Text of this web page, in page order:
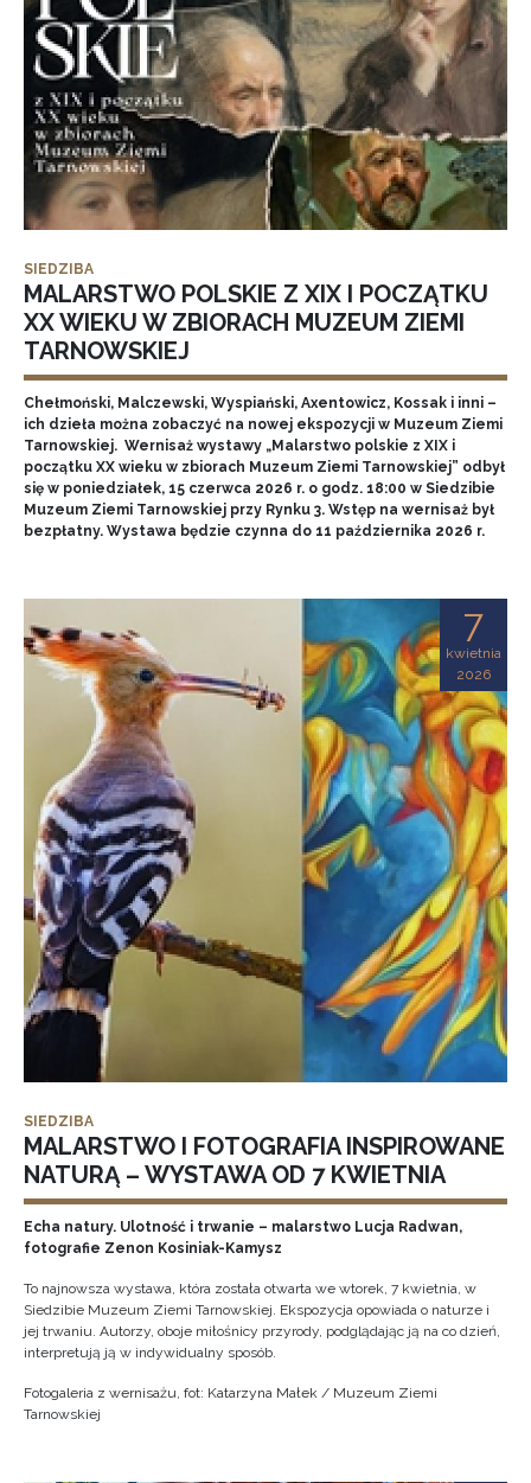
SIEDZIBA
MALARSTWO POLSKIE Z XIX I POCZĄTKU
XX WIEKU W ZBIORACH MUZEUM ZIEMI
TARNOWSKIEJ
Chełmoński, Malczewski, Wyspiański, Axentowicz, Kossak i inni –
ich dzieła można zobaczyć na nowej ekspozycji w Muzeum Ziemi
Tarnowskiej. Wernisaż wystawy „Malarstwo polskie z XIX i
początku XX wieku w zbiorach Muzeum Ziemi Tarnowskiej” odbył
się w poniedziałek, 15 czerwca 2026 r. o godz. 18:00 w Siedzibie
Muzeum Ziemi Tarnowskiej przy Rynku 3. Wstęp na wernisaż był
bezpłatny. Wystawa będzie czynna do 11 października 2026 r.
7
kwietnia
2026
SIEDZIBA
MALARSTWO I FOTOGRAFIA INSPIROWANE
NATURĄ – WYSTAWA OD 7 KWIETNIA
Echa natury. Ulotność i trwanie – malarstwo Lucja Radwan,
fotografie Zenon Kosiniak-Kamysz
To najnowsza wystawa, która została otwarta we wtorek, 7 kwietnia, w
Siedzibie Muzeum Ziemi Tarnowskiej. Ekspozycja opowiada o naturze i
jej trwaniu. Autorzy, oboje miłośnicy przyrody, podglądając ją na co dzień,
interpretują ją w indywidualny sposób.
Fotogaleria z wernisażu, fot: Katarzyna Małek / Muzeum Ziemi
Tarnowskiej